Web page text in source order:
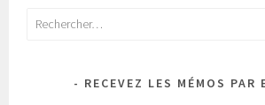
Rechercher :
RECEVEZ LES MÉMOS PAR